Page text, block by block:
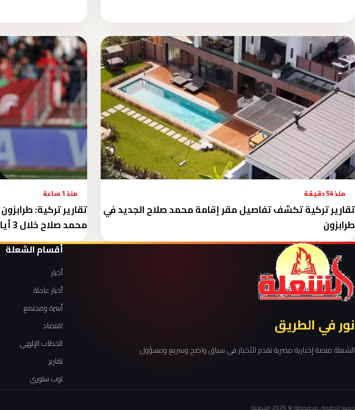
منذ 54 دقيقة
تقارير تركية تكشف تفاصيل مقر إقامة محمد صلاح الجديد في
طرابزون
منذ 1 ساعة
محمد صلاح خلال 3 أيام
نور في الطريق
الشعلة منصة إخبارية مصرية تقدم الأخبار في سياق واضح وسريع ومسؤول.
أقسام الشعلة
أخبار
أخبار عاجلة
أسرة ومجتمع
اقتصاد
الخطاب الإلهي
تقارير
توب ستوري
جميع الحقوق محفوظة © 2026 الشعلة